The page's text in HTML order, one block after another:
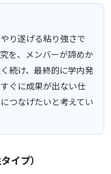
り遂げる粘り強さで
を、メンバーが諦めか
続け、最終的に学内発
ぐに成果が出ない仕
つなげたいと考えてい
イプ）